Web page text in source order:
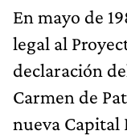
En mayo de
legal al
declaración
Carmen de
nueva Capital